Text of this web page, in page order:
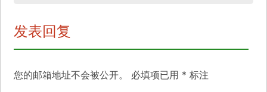
发表回复
您的邮箱地址不会被公开。 必填项已用 * 标注